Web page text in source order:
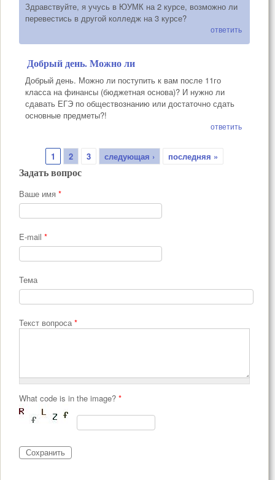
Здравствуйте, я учусь в ЮУМК на 2 курсе, возможно ли
перевестись в другой колледж на 3 курсе?
ответить
Добрый день. Можно ли
Добрый день. Можно ли поступить к вам после 11го
класса на финансы (бюджетная основа)? И нужно ли
сдавать ЕГЭ по обществознанию или достаточно сдать
основные предметы?!
ответить
Страницы
1 2 3 следующая › последняя »
Задать вопрос
Ваше имя *
E-mail *
Тема
Текст вопроса *
What code is in the image? *